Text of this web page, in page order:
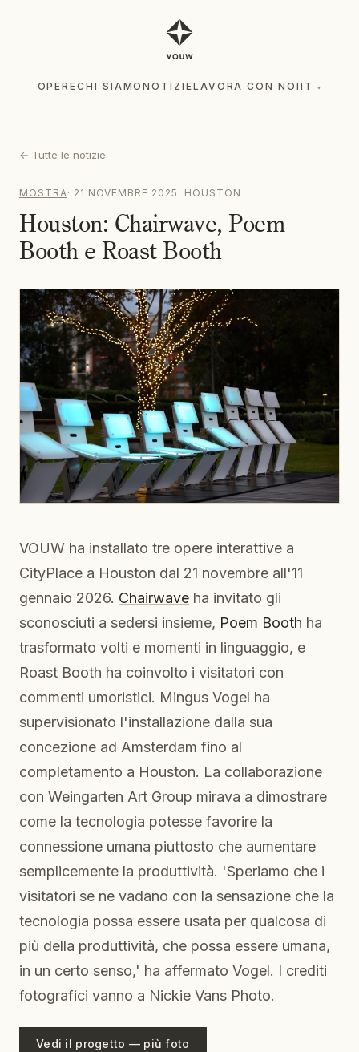
OPERECHI SIAMONOTIZIELAVORA CON NOI IT ▾
← Tutte le notizie
MOSTRA· 21 NOVEMBRE 2025 · HOUSTON
Houston: Chairwave, Poem
Booth e Roast Booth
VOUW ha installato tre opere interattive a
CityPlace a Houston dal 21 novembre all'11
gennaio 2026. Chairwave ha invitato gli
sconosciuti a sedersi insieme, Poem Booth ha
trasformato volti e momenti in linguaggio, e
Roast Booth ha coinvolto i visitatori con
commenti umoristici. Mingus Vogel ha
supervisionato l'installazione dalla sua
concezione ad Amsterdam fino al
completamento a Houston. La collaborazione
con Weingarten Art Group mirava a dimostrare
come la tecnologia potesse favorire la
connessione umana piuttosto che aumentare
semplicemente la produttività. 'Speriamo che i
visitatori se ne vadano con la sensazione che la
tecnologia possa essere usata per qualcosa di
più della produttività, che possa essere umana,
in un certo senso,' ha affermato Vogel. I crediti
fotografici vanno a Nickie Vans Photo.
Vedi il progetto — più foto